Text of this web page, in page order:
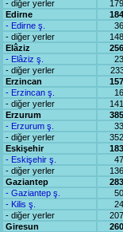
- diğer yerler
Edirne
- Edirne ş.
- diğer yerler
Elâziz
- Elâziz ş.
- diğer yerler
Erzincan
- Erzincan ş.
- diğer yerler
Erzurum
- Erzurum ş.
- diğer yerler
Eskişehir
- Eskişehir ş.
- diğer yerler
Gaziantep
- Gaziantep ş.
- Kilis ş.
- diğer yerler
Giresun